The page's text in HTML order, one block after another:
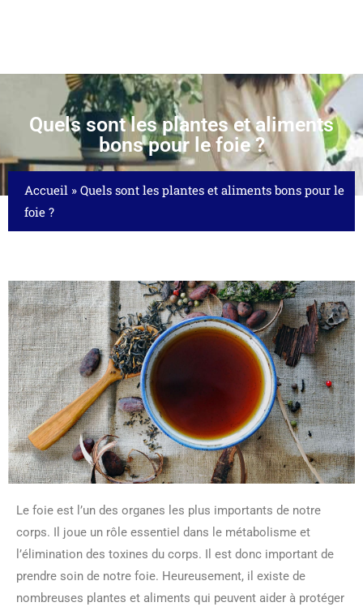
Quels sont les plantes et aliments
bons pour le foie ?
Accueil » Quels sont les plantes et aliments bons pour le
foie ?
Le foie est l’un des organes les plus importants de notre
corps. Il joue un rôle essentiel dans le métabolisme et
l’élimination des toxines du corps. Il est donc important de
prendre soin de notre foie. Heureusement, il existe de
nombreuses plantes et aliments qui peuvent aider à protéger